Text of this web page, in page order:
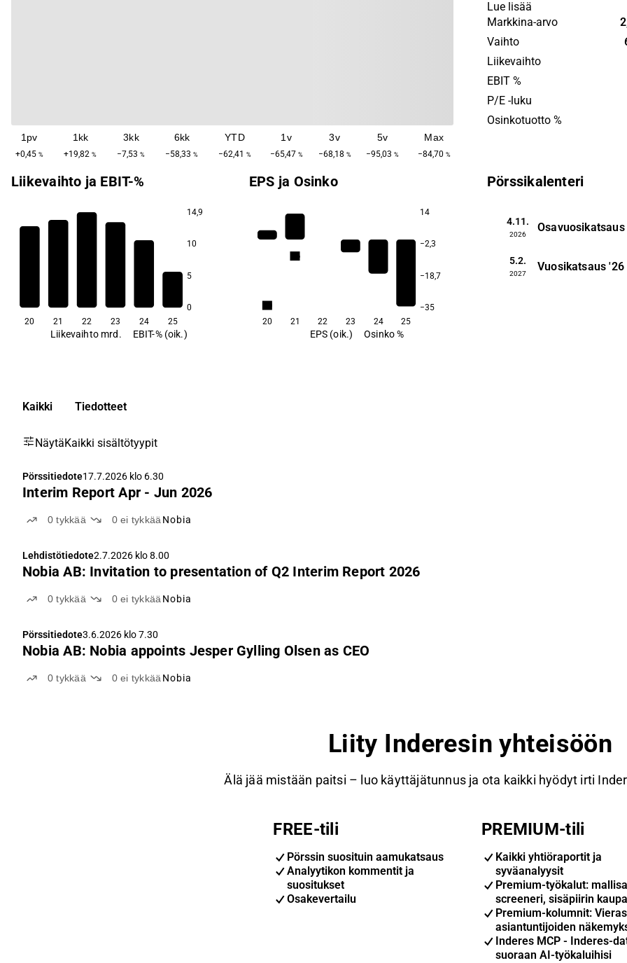
1pv
+0,45 %
1kk
+19,82 %
3kk
−7,53 %
6kk
−58,33 %
YTD
−62,41 %
1v
−65,47 %
3v
−68,18 %
5v
−95,03 %
Max
−84,70 %
companies looking for
designed kitchen solutions.
business is global with a
in Europe, North America
headquartered in
Lue lisää
Markkina-arvo
Vaihto
Liikevaihto
EBIT %
P/E -luku
Osinkotuotto %
Liikevaihto ja EBIT-%
14,9
10
5
0
20 21 22 23 24 25
Liikevaihto mrd. EBIT-% (oik.)
EPS ja Osinko
14
−2,3
−18,7
−35
4,6
20 21 22 23 24 25
EPS (oik.) Osinko %
Pörssikalenteri
4.11.
2026
Osavuosikatsaus
5.2.
2027
Vuosikatsaus '26
Kaikki Tiedotteet
NäytäKaikki sisältötyypit
Pörssitiedote17.7.2026 klo 6.30
Interim Report Apr - Jun 2026
0tykkää 0ei tykkää Nobia
Lehdistötiedote2.7.2026 klo 8.00
Nobia AB: Invitation to presentation of Q2 Interim Report 2026
0tykkää 0ei tykkää Nobia
Pörssitiedote3.6.2026 klo 7.30
Nobia AB: Nobia appoints Jesper Gylling Olsen as CEO
0tykkää 0ei tykkää Nobia
Liity Inderesin yhteisöön
Älä jää mistään paitsi – luo käyttäjätunnus ja ota kaikki hyödyt irti
FREE-tili
Pörssin suosituin aamukatsaus
Analyytikon kommentit ja
suositukset
Osakevertailu
PREMIUM-tili
Kaikki yhtiöraportit ja
syväanalyysit
Premium-työkalut:
screeneri, sisäpiirin
Premium-kolumnit:
asiantuntijoiden
Inderes MCP - Inderes-
suoraan AI-työkaluihisi